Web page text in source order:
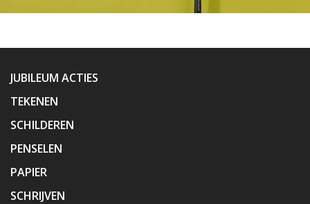
JUBILEUM ACTIES
TEKENEN
SCHILDEREN
PENSELEN
PAPIER
SCHRIJVEN